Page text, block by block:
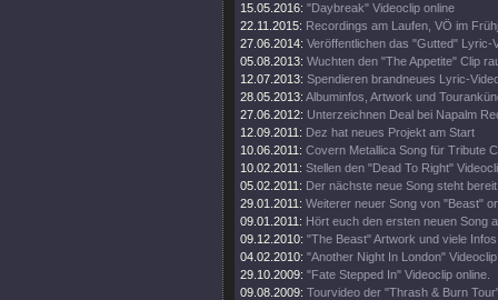
15.05.2016: "Daybreak" Videoclip online
22.11.2015: Recordings am Laufen, VÖ im
27.06.2014: Veröffentlichen das "Gutted" Lyric-
05.08.2013: Wuchten den "The Appetite" Clip
12.07.2013: Spendieren brandneues Lyric-
28.05.2013: Albuminfos, Artwork und
27.06.2012: Unterzeichnen Deal bei Napalm
12.09.2011: Dez hat neues Projekt am Start
10.06.2011: Covern Metallica Song für Tribute
10.02.2011: Stellen den "Dead To Right"
05.02.2011: Der nächste neue Song steht
29.01.2011: Weiterer neuer Song von "Beast"
09.01.2011: Hört euch den ersten neuen Song
09.12.2010: "The Beast" Artwork und viele
04.02.2010: "Another Night In London"
29.10.2009: "Fate Stepped In" Videoclip online.
09.08.2009: Tourvideo der "Thrash & Burn